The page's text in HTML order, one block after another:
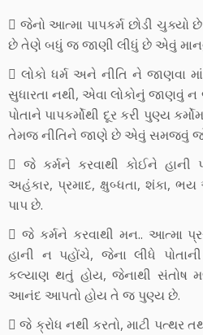
 જેનો આત્મા પાપકર્મ છોડી ચુક્યો
છે તેણે બધું જ જાણી લીધું છે એવું
 લોકો ધર્મ અને નીતિ ને જાણવા
સુધારતા નથી, એવા લોકોનું જાણવું
પોતાને પાપકર્મોથી દૂર કરી પુણ્ય
તેમજ નીતિને જાણે છે એવું સમજવું
 જે કર્મને કરવાથી કોઈને હાની
અહંકાર, પ્રમાદ, ક્ષુબ્ધતા, શંકા,
પાપ છે.
 જે કર્મને કરવાથી મન.. આત્મા
હાની ન પહોંચે, જેના લીધે
કલ્યાણ થતું હોય, જેનાથી સંતોષ
આનંદ આપતો હોય તે જ પુણ્ય છે.
 જે ક્રોધ નથી કરતો, માટી